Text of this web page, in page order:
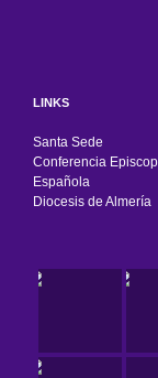
LINKS
Santa Sede
Conferencia
Española
Diocesis de Almería